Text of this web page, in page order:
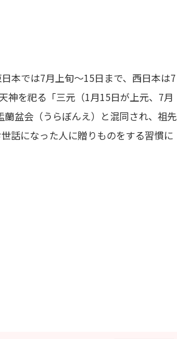
本では7月上旬～15日まで、西日本は7
神を祀る「三元（1月15日が上元、7月
盆会（うらぼんえ）と混同され、祖先
話になった人に贈りものをする習慣に